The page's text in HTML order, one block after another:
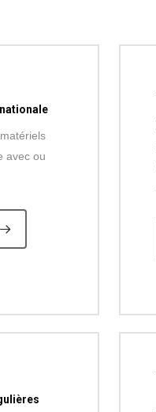
avec ou